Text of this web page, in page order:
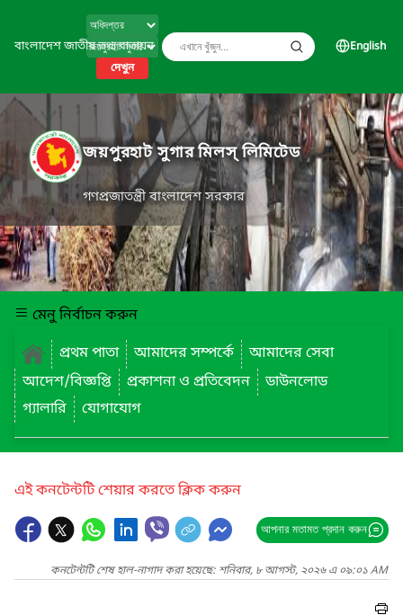
বাংলাদেশ জাতীয় তথ্য বাতায়ন
দেখুন
English
জয়পুরহাট সুগার মিলস্ লিমিটেড
গণপ্রজাতন্ত্রী বাংলাদেশ সরকার
মেনু নির্বাচন করুন
প্রথম পাতা
আমাদের সম্পর্কে
আমাদের সেবা
আদেশ/বিজ্ঞপ্তি
প্রকাশনা ও প্রতিবেদন
ডাউনলোড
গ্যালারি
যোগাযোগ
এই কনটেন্টটি শেয়ার করতে ক্লিক করুন
আপনার মতামত প্রদান করুন
কনটেন্টটি শেষ হাল-নাগাদ করা হয়েছে: শনিবার, ৮ আগস্ট, ২০২৬ এ ০৯:০১ AM